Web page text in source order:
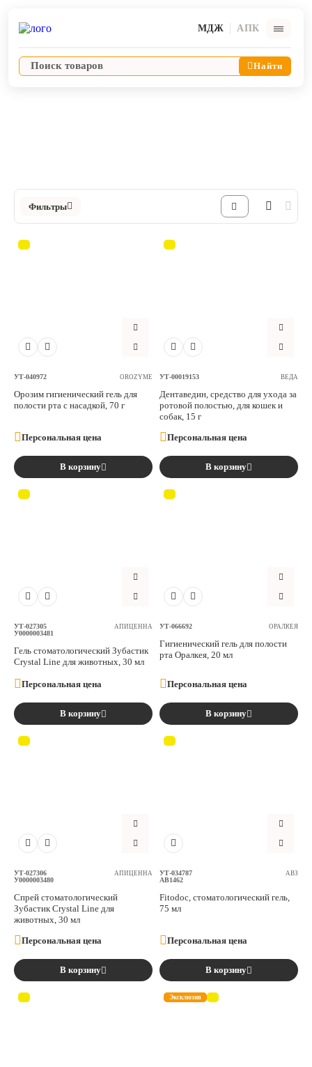
МДЖ АПК
Найти
Шовный материал
Хирургические инструменты
Фильтры
УТ-040972 OROZYME
Орозим гигиенический гель для
полости рта с насадкой, 70 г
Персональная цена
В корзину
УТ-00019153 ВЕДА
Дентаведин, средство для ухода за
ротовой полостью, для кошек и
собак, 15 г
Персональная цена
В корзину
УТ-027305
У0000003481
АПИЦЕННА
Гель стоматологический Зубастик
Crystal Line для животных, 30 мл
Персональная цена
В корзину
УТ-066692 ОРАЛКЕЯ
Гигиенический гель для полости
рта Оралкея, 20 мл
Персональная цена
В корзину
УТ-027306
У0000003480
АПИЦЕННА
Спрей стоматологический
Зубастик Crystal Line для
животных, 30 мл
Персональная цена
В корзину
УТ-034787
AB1462
АВЗ
Fitodoc, стоматологический гель,
75 мл
Персональная цена
В корзину
Эксклюзив